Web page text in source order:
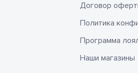
Договор
Политика
Программа
Наши магазины